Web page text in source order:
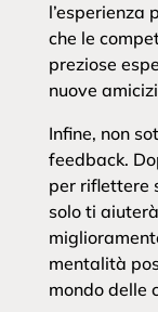
l’esperienza
che le
preziose
nuove
Infine, non
feedback.
per riflettere
solo ti
mentalità
mondo delle